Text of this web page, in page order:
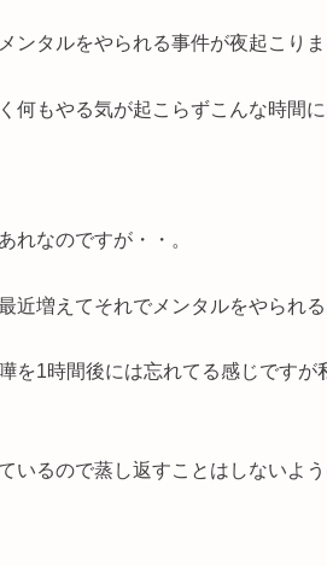
ンタルをやられる事件が夜起こりま
何もやる気が起こらずこんな時間
れなのですが・・。
近増えてそれでメンタルをやられる
を1時間後には忘れてる感じです
いるので蒸し返すことはしないよ